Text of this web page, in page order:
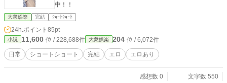
中！！
大衆娯楽 完結 ｼｮｰﾄｼｮｰﾄ
24h.ポイント 85pt
小説 11,600 位 / 228,688件 大衆娯楽 204 位 / 6,072件
日常 ショートショート 完結 エロ エロあり
感想数 0
文字数 550